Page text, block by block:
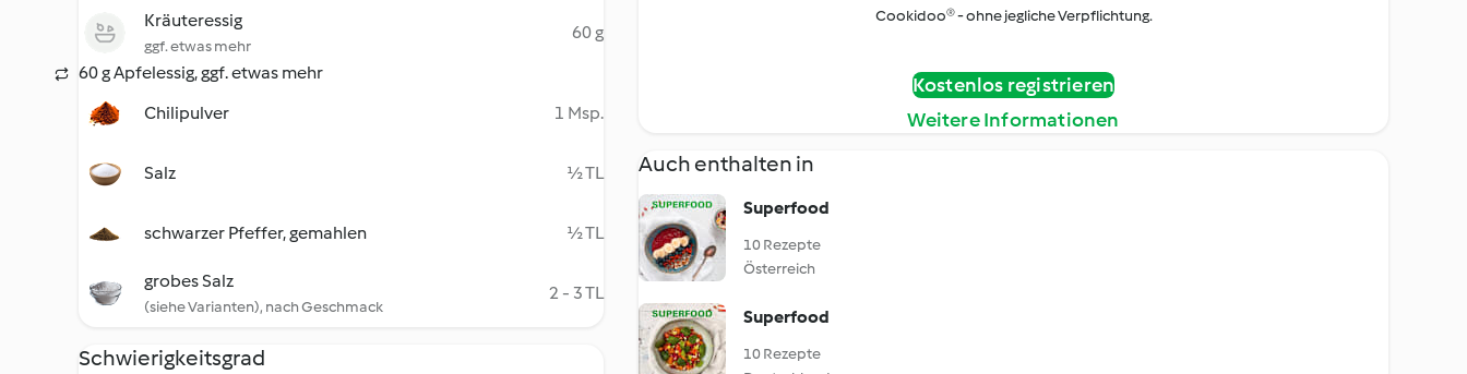
Kräuteressig
ggf. etwas mehr
60 g
60 g Apfelessig, ggf. etwas mehr
Chilipulver
1 Msp.
Salz ½ TL
schwarzer Pfeffer, gemahlen ½ TL
grobes Salz
(siehe Varianten), nach Geschmack
2 - 3 TL
Schwierigkeitsgrad
Cookidoo® - ohne jegliche Verpflichtung.
Kostenlos registrieren
Weitere Informationen
Auch enthalten in
Superfood
10 Rezepte
Österreich
Superfood
10 Rezepte